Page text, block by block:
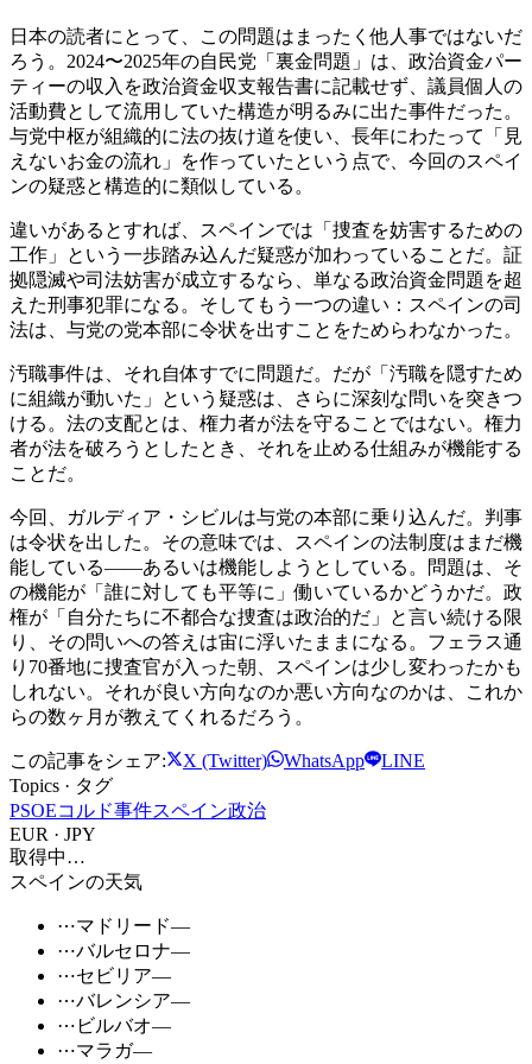
日本の読者にとって、この問題はまったく他人事ではないだ
ろう。2024〜2025年の自民党「裏金問題」は、政治資金パー
ティーの収入を政治資金収支報告書に記載せず、議員個人の
活動費として流用していた構造が明るみに出た事件だった。
与党中枢が組織的に法の抜け道を使い、長年にわたって「見
えないお金の流れ」を作っていたという点で、今回のスペイ
ンの疑惑と構造的に類似している。
違いがあるとすれば、スペインでは「捜査を妨害するための
工作」という一歩踏み込んだ疑惑が加わっていることだ。証
拠隠滅や司法妨害が成立するなら、単なる政治資金問題を超
えた刑事犯罪になる。そしてもう一つの違い：スペインの司
法は、与党の党本部に令状を出すことをためらわなかった。
汚職事件は、それ自体すでに問題だ。だが「汚職を隠すため
に組織が動いた」という疑惑は、さらに深刻な問いを突きつ
ける。法の支配とは、権力者が法を守ることではない。権力
者が法を破ろうとしたとき、それを止める仕組みが機能する
ことだ。
今回、ガルディア・シビルは与党の本部に乗り込んだ。判事
は令状を出した。その意味では、スペインの法制度はまだ機
能している——あるいは機能しようとしている。問題は、そ
の機能が「誰に対しても平等に」働いているかどうかだ。政
権が「自分たちに不都合な捜査は政治的だ」と言い続ける限
り、その問いへの答えは宙に浮いたままになる。フェラス通
り70番地に捜査官が入った朝、スペインは少し変わったかも
しれない。それが良い方向なのか悪い方向なのかは、これか
らの数ヶ月が教えてくれるだろう。
この記事をシェア: X (Twitter) WhatsApp
LINE
Topics · タグ
PSOEコルド事件スペイン政治
EUR · JPY
取得中…
スペインの天気
⋯マドリード—
⋯バルセロナ—
⋯セビリア—
⋯バレンシア—
⋯ ビルバオ—
⋯マラガ—